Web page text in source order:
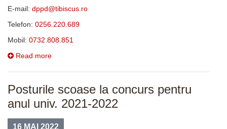
E-mail:
Telefon: 0256.220.689
Mobil: 0732.808.851
Read more
Posturile scoase la concurs pentru
anul univ. 2021-2022
16 MAI 2022